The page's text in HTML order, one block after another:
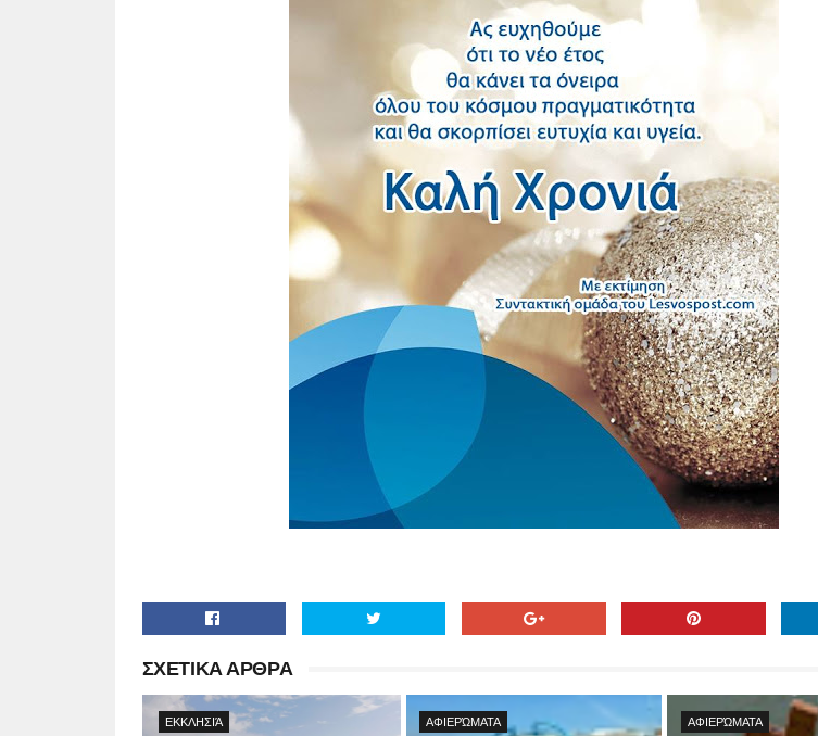
ΣΧΕΤΙΚΑ ΑΡΘΡΑ
ΕΚΚΛΗΣΙΆ ΑΦΙΕΡΏΜΑΤΑ ΑΦΙΕΡΏΜΑΤΑ